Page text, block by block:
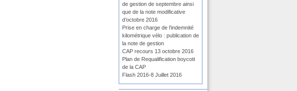
de gestion de septembre ainsi
que de la note modificative
d’octobre 2016
Prise en charge de l’indemnité
kilométrique vélo : publication de
la note de gestion
CAP recours 13 octobre 2016
Plan de Requalification boycott
de la CAP
Flash 2016-8 Juillet 2016